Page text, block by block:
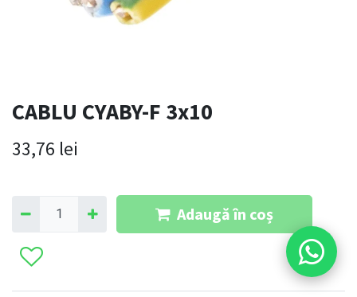
CABLU CYABY-F 3x10
33,76 lei
Adaugă în coș